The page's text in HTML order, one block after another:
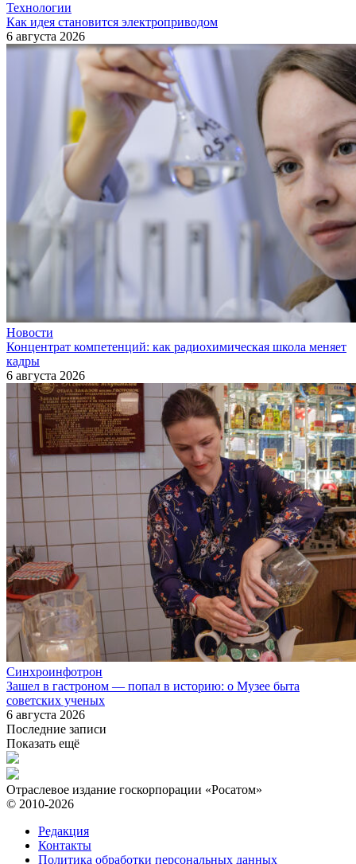
Технологии
Как идея становится электроприводом
6 августа 2026
Новости
Концентрат компетенций: как радиохимическая школа меняет
кадры
6 августа 2026
Синхроинфотрон
Зашел в гастроном — попал в историю: о Музее быта
советских ученых
6 августа 2026
Последние записи
Показать ещё
Отраслевое издание госкорпорации «Росатом»
© 2010-2026
Редакция
Контакты
Политика обработки персональных данных